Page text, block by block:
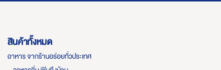
สินค้าทั้งหมด
อาหาร จากร้านอร่อยทั่วประเทศ